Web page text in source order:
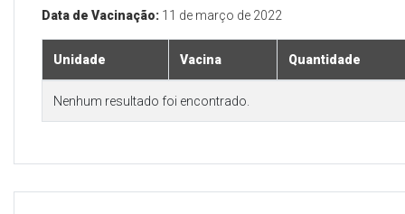
Data de Vacinação: 11 de março de 2022
Unidade Vacina Quantidade
Nenhum resultado foi encontrado.